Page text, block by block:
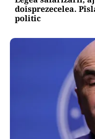
doisprezecelea.
politic